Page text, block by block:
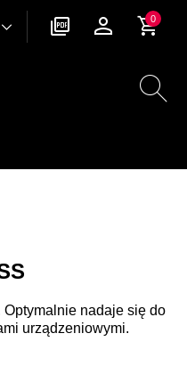
0
Optymalnie nadaje się do
urządzeniowymi.